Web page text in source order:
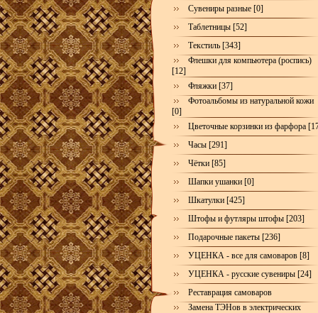
Сувениры разные [0]
Таблетницы [52]
Текстиль [343]
Флешки для компьютера (роспись)
[12]
Фляжки [37]
Фотоальбомы из натуральной кожи
[0]
Цветочные корзинки из фарфора
Часы [291]
Чётки [85]
Шапки ушанки [0]
Шкатулки [425]
Штофы и футляры штофы [203]
Подарочные пакеты [236]
УЦЕНКА - все для самоваров [8]
УЦЕНКА - русские сувениры [24]
Реставрация самоваров
Замена ТЭНов в электрических